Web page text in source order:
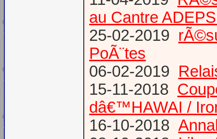
au Cantre
25-02-2019
PoÃ¨tes
06-02-2019
15-11-2018
dâ€™HAWAI /
16-10-2018